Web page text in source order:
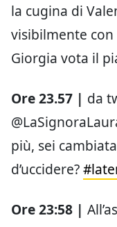
la cugina di
visibilmente
Giorgia vota il
Ore 23.57 | da
più, sei
d’uccidere?
Ore 23:58 |